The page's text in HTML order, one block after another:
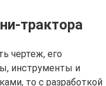
трактора
чертеж, его
инструменты и
то с разработкой